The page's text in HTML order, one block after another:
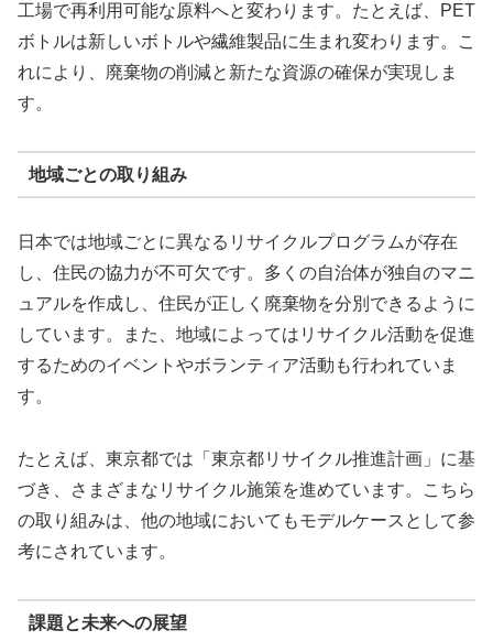
工場で再利用可能な原料へと変わります。たとえば、PET
ボトルは新しいボトルや繊維製品に生まれ変わります。こ
れにより、廃棄物の削減と新たな資源の確保が実現しま
す。
地域ごとの取り組み
日本では地域ごとに異なるリサイクルプログラムが存在
し、住民の協力が不可欠です。多くの自治体が独自のマニ
ュアルを作成し、住民が正しく廃棄物を分別できるように
しています。また、地域によってはリサイクル活動を促進
するためのイベントやボランティア活動も行われていま
す。
たとえば、東京都では「東京都リサイクル推進計画」に基
づき、さまざまなリサイクル施策を進めています。こちら
の取り組みは、他の地域においてもモデルケースとして参
考にされています。
課題と未来への展望